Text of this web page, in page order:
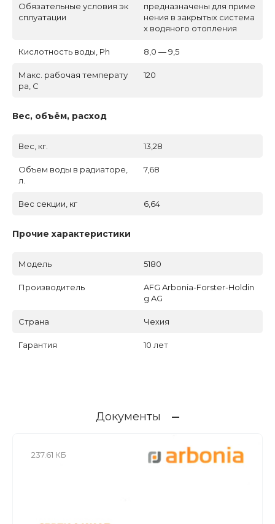
Обязательные условия эк
сплуатации
предназначены для приме
нения в закрытых система
х водяного отопления
Кислотность воды, Ph 8,0 — 9,5
Макс. рабочая температу
ра, C
120
Вес, объём, расход
Вес, кг. 13,28
Объем воды в радиаторе,
л.
7,68
Вес секции, кг 6,64
Прочие характеристики
Модель 5180
Производитель
AFG Arbonia-Forster-Holdin
g AG
Страна Чехия
Гарантия 10 лет
Документы
237.61 КБ